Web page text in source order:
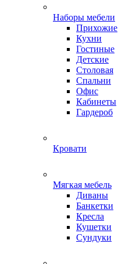
Наборы мебели
Прихожие
Кухни
Гостиные
Детские
Столовая
Спальни
Офис
Кабинеты
Гардероб
Кровати
Мягкая мебель
Диваны
Банкетки
Кресла
Кушетки
Сундуки